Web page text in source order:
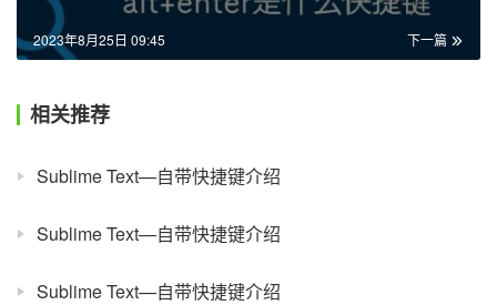
下一篇
2023年8月25日 09:45
相关推荐
Sublime Text—自带快捷键介绍
Sublime Text—自带快捷键介绍
Sublime Text—自带快捷键介绍